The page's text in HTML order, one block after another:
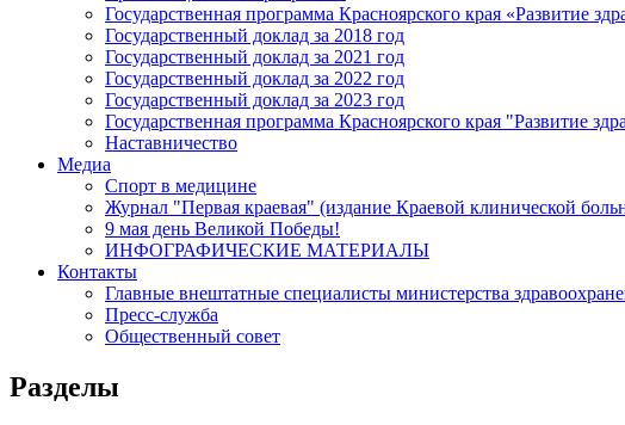
Государственная программа Красноярского края «Развитие
Государственный доклад за 2018 год
Государственный доклад за 2021 год
Государственный доклад за 2022 год
Государственный доклад за 2023 год
Государственная программа Красноярского края "Развитие
Наставничество
Медиа
Спорт в медицине
Журнал "Первая краевая" (издание Краевой клинической
9 мая день Великой Победы!
ИНФОГРАФИЧЕСКИЕ МАТЕРИАЛЫ
Контакты
Главные внештатные специалисты министерства
Пресс-служба
Общественный совет
Разделы